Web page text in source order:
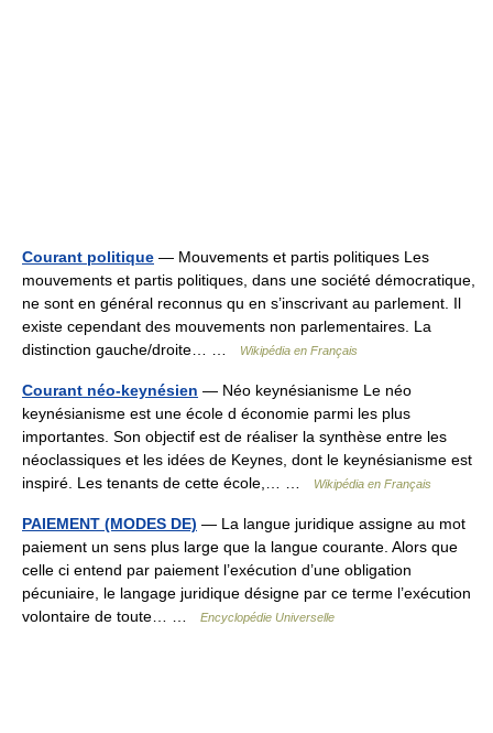
Courant politique — Mouvements et partis politiques Les
mouvements et partis politiques, dans une société démocratique,
ne sont en général reconnus qu en s’inscrivant au parlement. Il
existe cependant des mouvements non parlementaires. La
distinction gauche/droite… …
Wikipédia en Français
Courant néo-keynésien — Néo keynésianisme Le néo
keynésianisme est une école d économie parmi les plus
importantes. Son objectif est de réaliser la synthèse entre les
néoclassiques et les idées de Keynes, dont le keynésianisme est
inspiré. Les tenants de cette école,… …
Wikipédia en Français
PAIEMENT (MODES DE) — La langue juridique assigne au mot
paiement un sens plus large que la langue courante. Alors que
celle ci entend par paiement l’exécution d’une obligation
pécuniaire, le langage juridique désigne par ce terme l’exécution
volontaire de toute… …
Encyclopédie Universelle